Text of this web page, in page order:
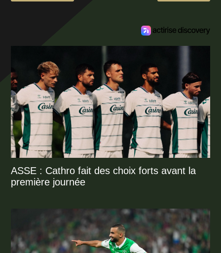
ASSE : Cathro fait des choix forts avant la
première journée